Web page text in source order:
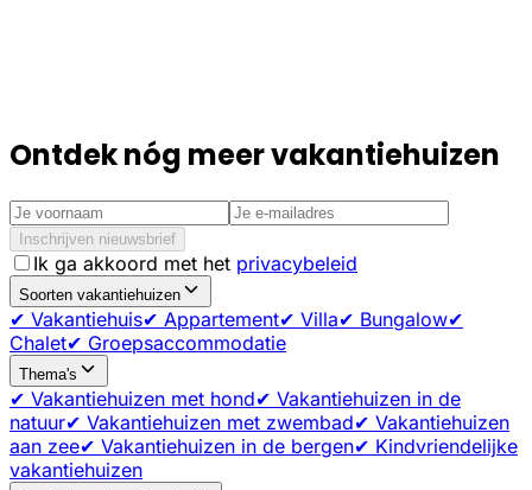
Ontdek nóg meer vakantiehuizen
Inschrijven nieuwsbrief
Ik ga akkoord met het privacybeleid
Soorten vakantiehuizen
✔ Vakantiehuis✔ Appartement✔ Villa✔ Bungalow✔
Chalet✔ Groepsaccommodatie
Thema's
✔ Vakantiehuizen met hond✔ Vakantiehuizen in de
natuur✔ Vakantiehuizen met zwembad✔ Vakantiehuizen
aan zee✔ Vakantiehuizen in de bergen✔ Kindvriendelijke
vakantiehuizen